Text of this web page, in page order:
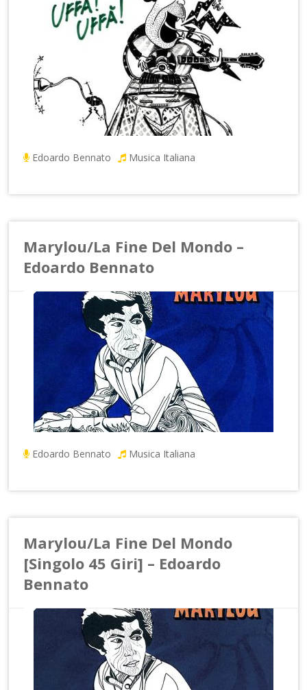
Edoardo Bennato Musica Italiana
Marylou/La Fine Del Mondo –
Edoardo Bennato
Edoardo Bennato Musica Italiana
Marylou/La Fine Del Mondo
[Singolo 45 Giri] – Edoardo
Bennato